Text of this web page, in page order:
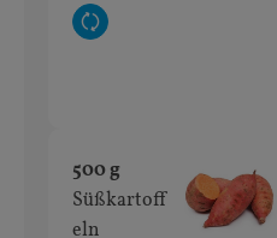
Auswahl ändern
500 g
Süßkartoff
eln